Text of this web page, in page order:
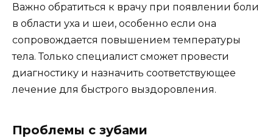
Важно обратиться к врачу при появлении боли
в области уха и шеи, особенно если она
сопровождается повышением температуры
тела. Только специалист сможет провести
диагностику и назначить соответствующее
лечение для быстрого выздоровления.
Проблемы с зубами